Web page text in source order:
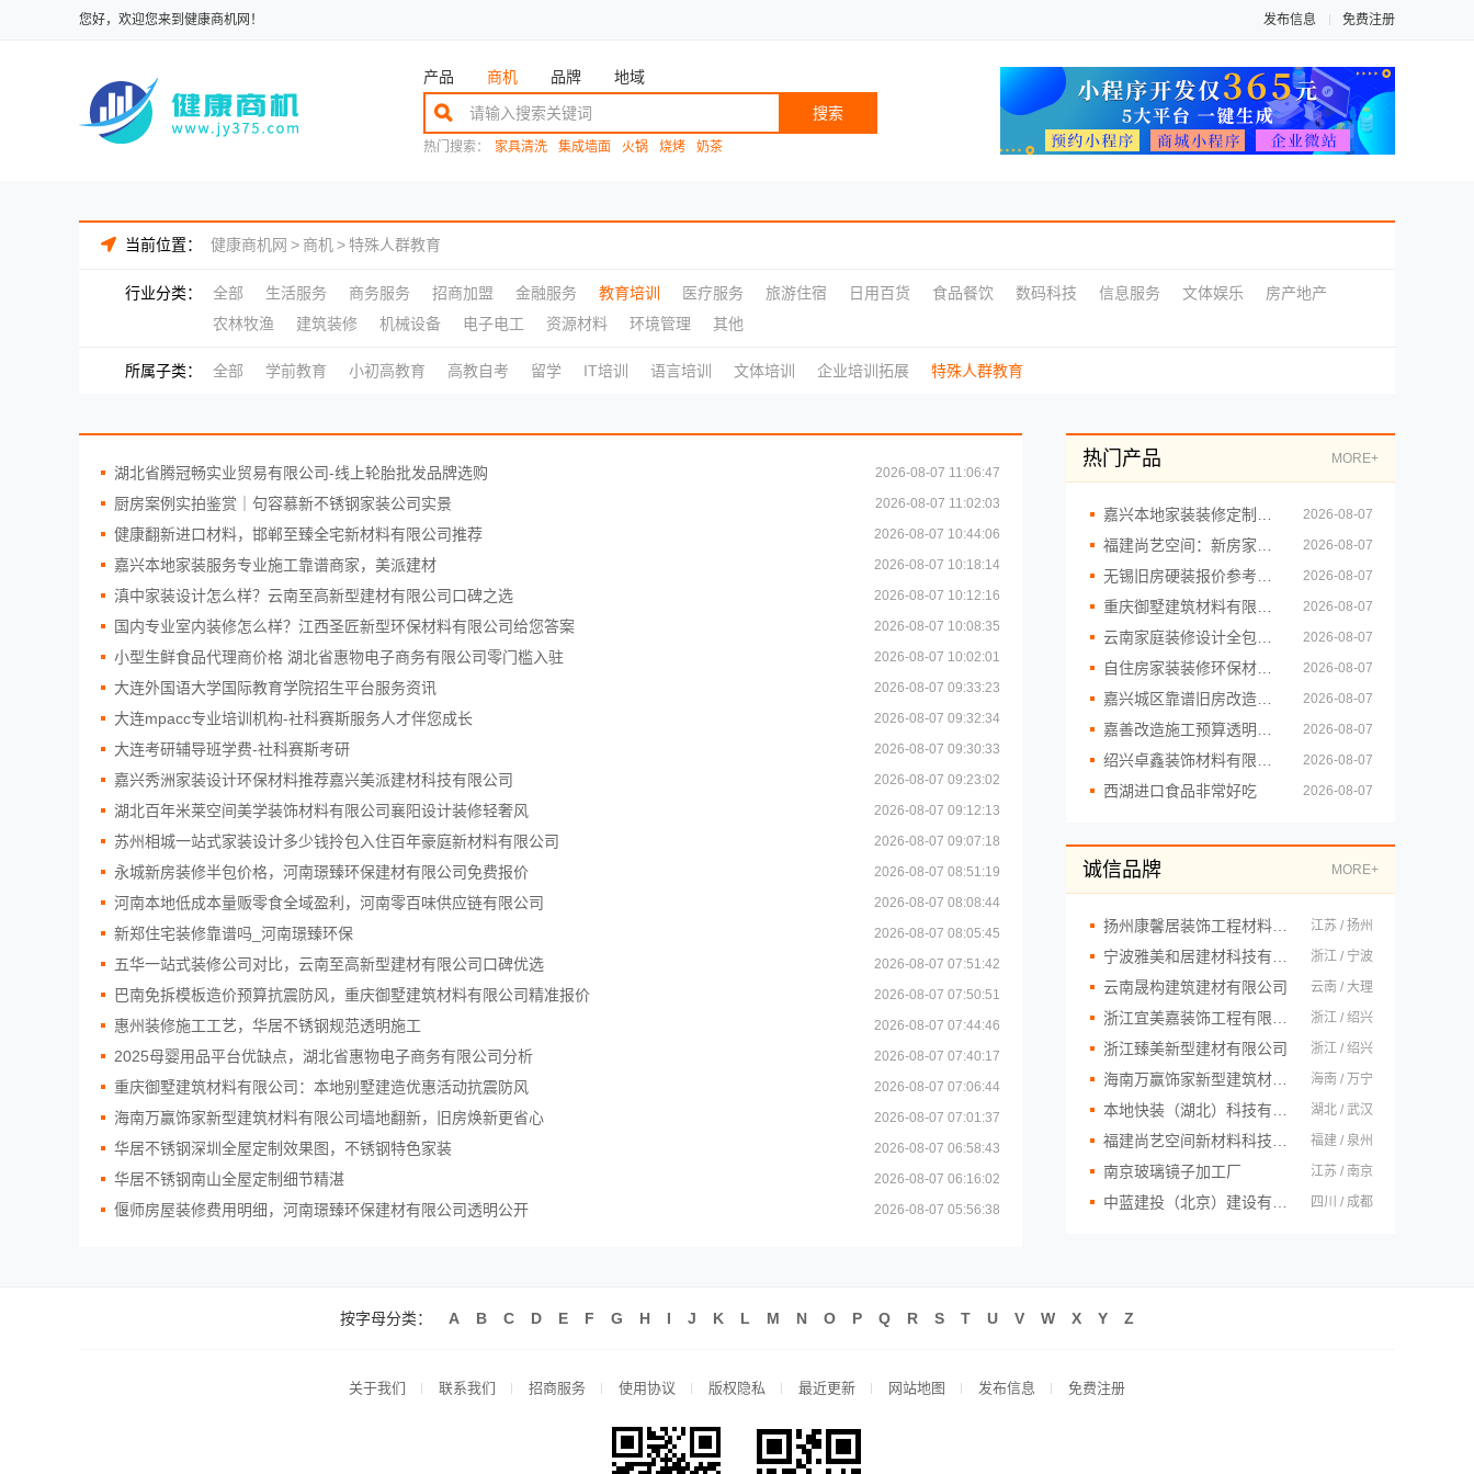
您好，欢迎您来到健康商机网！ 发布信息 免费注册
产品 商机 品牌 地域
搜索
热门搜索： 家具清洗 集成墙面 火锅 烧烤 奶茶
当前位置： 健康商机网 > 商机>特殊人群教育
行业分类： 全部 生活服务 商务服务 招商加盟 金融服务 教育培训 医疗服务 旅游住宿 日用百货 食品餐饮 数码科技 信息服务 文体娱乐
房产地产
农林牧渔
建筑装修 机械设备 电子电工 资源材料 环境管理 其他
所属子类： 全部 学前教育 小初高教育 高教自考 留学 IT培训 语言培训 文体培训 企业培训拓展 特殊人群教育
湖北省腾冠畅实业贸易有限公司-线上轮胎批发品牌选购 2026-08-07 11:06:47
厨房案例实拍鉴赏｜句容慕新不锈钢家装公司实景 2026-08-07 11:02:03
健康翻新进口材料，邯郸至臻全宅新材料有限公司推荐 2026-08-07 10:44:06
嘉兴本地家装服务专业施工靠谱商家，美派建材 2026-08-07 10:18:14
滇中家装设计怎么样？云南至高新型建材有限公司口碑之选 2026-08-07 10:12:16
国内专业室内装修怎么样？江西圣匠新型环保材料有限公司给您答案 2026-08-07 10:08:35
小型生鲜食品代理商价格 湖北省惠物电子商务有限公司零门槛入驻 2026-08-07 10:02:01
大连外国语大学国际教育学院招生平台服务资讯 2026-08-07 09:33:23
大连mpacc专业培训机构-社科赛斯服务人才伴您成长 2026-08-07 09:32:34
大连考研辅导班学费-社科赛斯考研 2026-08-07 09:30:33
嘉兴秀洲家装设计环保材料推荐嘉兴美派建材科技有限公司 2026-08-07 09:23:02
湖北百年米莱空间美学装饰材料有限公司襄阳设计装修轻奢风 2026-08-07 09:12:13
苏州相城一站式家装设计多少钱拎包入住百年豪庭新材料有限公司 2026-08-07 09:07:18
永城新房装修半包价格，河南璟臻环保建材有限公司免费报价 2026-08-07 08:51:19
河南本地低成本量贩零食全域盈利，河南零百味供应链有限公司 2026-08-07 08:08:44
新郑住宅装修靠谱吗_河南璟臻环保 2026-08-07 08:05:45
五华一站式装修公司对比，云南至高新型建材有限公司口碑优选 2026-08-07 07:51:42
巴南免拆模板造价预算抗震防风，重庆御墅建筑材料有限公司精准报价 2026-08-07 07:50:51
惠州装修施工工艺，华居不锈钢规范透明施工 2026-08-07 07:44:46
2025母婴用品平台优缺点，湖北省惠物电子商务有限公司分析 2026-08-07 07:40:17
重庆御墅建筑材料有限公司：本地别墅建造优惠活动抗震防风 2026-08-07 07:06:44
海南万赢饰家新型建筑材料有限公司墙地翻新，旧房焕新更省心 2026-08-07 07:01:37
华居不锈钢深圳全屋定制效果图，不锈钢特色家装 2026-08-07 06:58:43
华居不锈钢南山全屋定制细节精湛 2026-08-07 06:16:02
偃师房屋装修费用明细，河南璟臻环保建材有限公司透明公开 2026-08-07 05:56:38
热门产品 MORE+
2026-08-07
2026-08-07
2026-08-07
2026-08-07
2026-08-07
2026-08-07
2026-08-07
2026-08-07
2026-08-07
西湖进口食品非常好吃 2026-08-07
诚信品牌 MORE+
江苏 / 扬州
浙江 / 宁波
云南晟构建筑建材有限公司 云南 / 大理
浙江 / 绍兴
浙江臻美新型建材有限公司 浙江 / 绍兴
海南 / 万宁
湖北 / 武汉
福建 / 泉州
南京玻璃镜子加工厂 江苏 / 南京
四川 / 成都
按字母分类： A B C D E F G H I J K L M N O P Q R S T U V W X Y Z
关于我们 联系我们 招商服务 使用协议 版权隐私 最近更新 网站地图 发布信息 免费注册